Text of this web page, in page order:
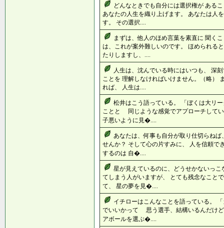
どんなときでも自分には選択権が ある
あなたの人生を織り上げます。 あなたは人
す。 その選択....
まずは、他人のほめ言葉を素直に 聞く
は、これが案外難しいのです。 ほめられる
たりしますし、....
人生は、沈んでいる時にはいつも、 深
ことを 理解しなければいけません。（略）
れば、 人生は....
松井はこう語っている。 「ぼくは大リ
ことと 同じような感覚でアプローチして
子悪いように見�....
あなたは、何事も自分が取り仕切らね
せんか？ そして心の片すみに、 人を信頼で
するのは 自�....
星が見えているのに、どうせかないっ
てしまう人がいますが、 とても残念なこと
て、 星の夢を見�....
イチローはこんなことを語っている。
でいいかって 思う選手、結構いるんだけ
アボールを選ぶ�....